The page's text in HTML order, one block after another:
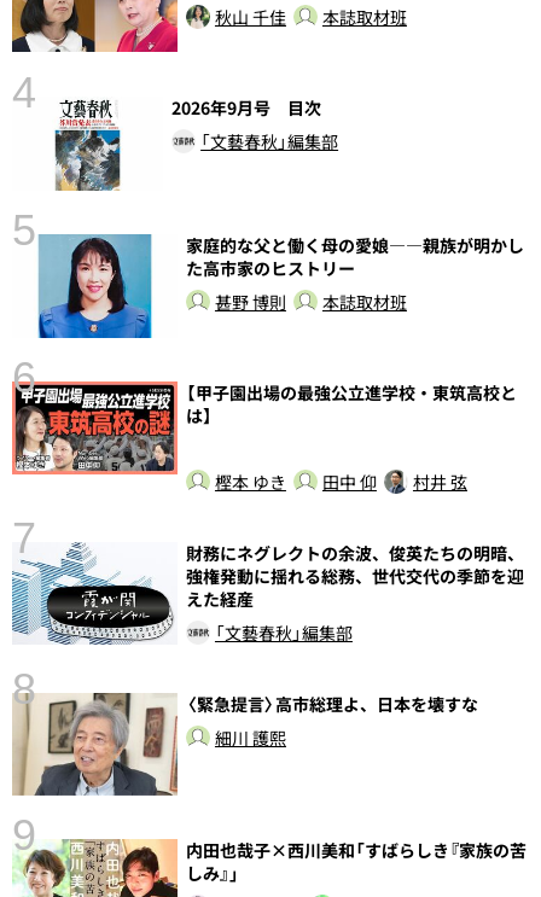
秋山 千佳
本誌取材班
4
2026年9月号 目次
「文藝春秋」編集部
5
家庭的な父と働く母の愛娘――親族が明かし
た高市家のヒストリー
甚野 博則
本誌取材班
6
【甲子園出場の最強公立進学校・東筑高校と
は】
樫本 ゆき 田中 仰 村井 弦
7
財務にネグレクトの余波、俊英たちの明暗、
強権発動に揺れる総務、世代交代の季節を迎
えた経産
「文藝春秋」編集部
8
〈緊急提言〉高市総理よ、日本を壊すな
細川 護熙
9
内田也哉子×西川美和「すばらしき『家族の苦
しみ』」